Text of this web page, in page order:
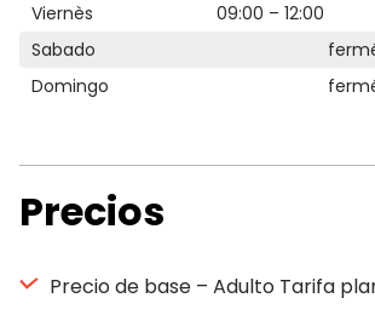
Viernès
09:00 – 12:00
Sabado
Domingo
Precios
Precio de base – Adulto Tarifa